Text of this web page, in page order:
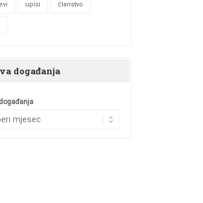
upisi članstvo
događanja